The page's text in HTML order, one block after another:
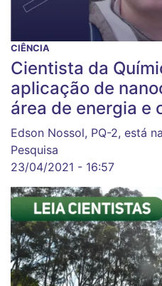
CIÊNCIA
Cientista da
aplicação de
área de energia e
Edson Nossol, PQ-2, está
Pesquisa
23/04/2021 - 16:57